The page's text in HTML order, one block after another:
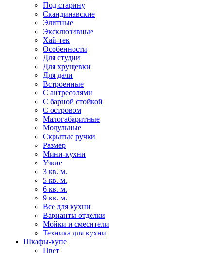
Под старину
Скандинавские
Элитные
Эксклюзивные
Хай-тек
Особенности
Для студии
Для хрущевки
Для дачи
Встроенные
С антресолями
С барной стойкой
С островом
Малогабаритные
Модульные
Скрытые ручки
Размер
Мини-кухни
Узкие
3 кв. м.
5 кв. м.
6 кв. м.
9 кв. м.
Все для кухни
Варианты отделки
Мойки и смесители
Техника для кухни
Шкафы-купе
Цвет